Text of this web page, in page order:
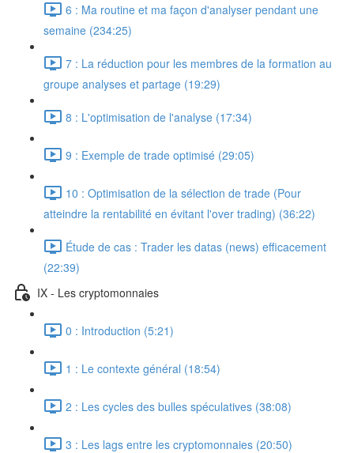
6 : Ma routine et ma façon d'analyser pendant une
semaine (234:25)
7 : La réduction pour les membres de la formation au
groupe analyses et partage (19:29)
8 : L'optimisation de l'analyse (17:34)
9 : Exemple de trade optimisé (29:05)
10 : Optimisation de la sélection de trade (Pour
atteindre la rentabilité en évitant l'over trading) (36:22)
Étude de cas : Trader les datas (news) efficacement
(22:39)
IX - Les cryptomonnaies
0 : Introduction (5:21)
1 : Le contexte général (18:54)
2 : Les cycles des bulles spéculatives (38:08)
3 : Les lags entre les cryptomonnaies (20:50)